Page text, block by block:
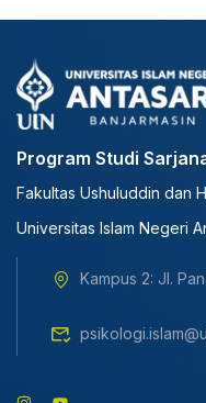
Program Studi
Fakultas Ushuluddin dan
Universitas Islam Negeri
Kampus 2: Jl.